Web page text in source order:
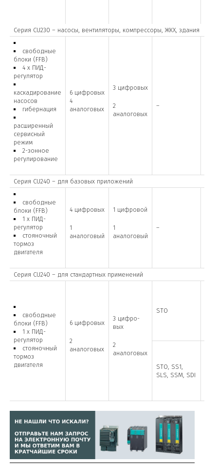
Серия CU230 – насосы, вентиляторы, компрессоры, ЖКХ, здания
свободные
блоки (FFB)
4 х ПИД-
регулятор
каскадирование
насосов
гибернация
расширенный
сервисный
режим
2-зонное
регулирование
6 цифровых
4
аналоговых
3 цифровых
2
аналоговых
–
Серия CU240 – для базовых приложений
свободные
блоки (FFB)
1 х ПИД-
регулятор
стояночный
тормоз
двигателя
4 цифровых
1
аналоговый
1 цифровой
1
аналоговый
–
Серия CU240 – для стандартных применений
свободные
блоки (FFB)
1 х ПИД-
регулятор
стояночный
тормоз
двигателя
6 цифровых
2
аналоговых
3 цифро-
вых
2
аналоговых
STO
STO, SS1,
SLS, SSM, SDI